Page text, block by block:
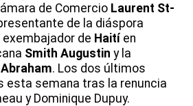
de Comercio Laurent St-
de la diáspora
exembajador de Haitíen
Smith Augustin y la
. Los dos últimos
esta semana tras la renuncia
y Dominique Dupuy.